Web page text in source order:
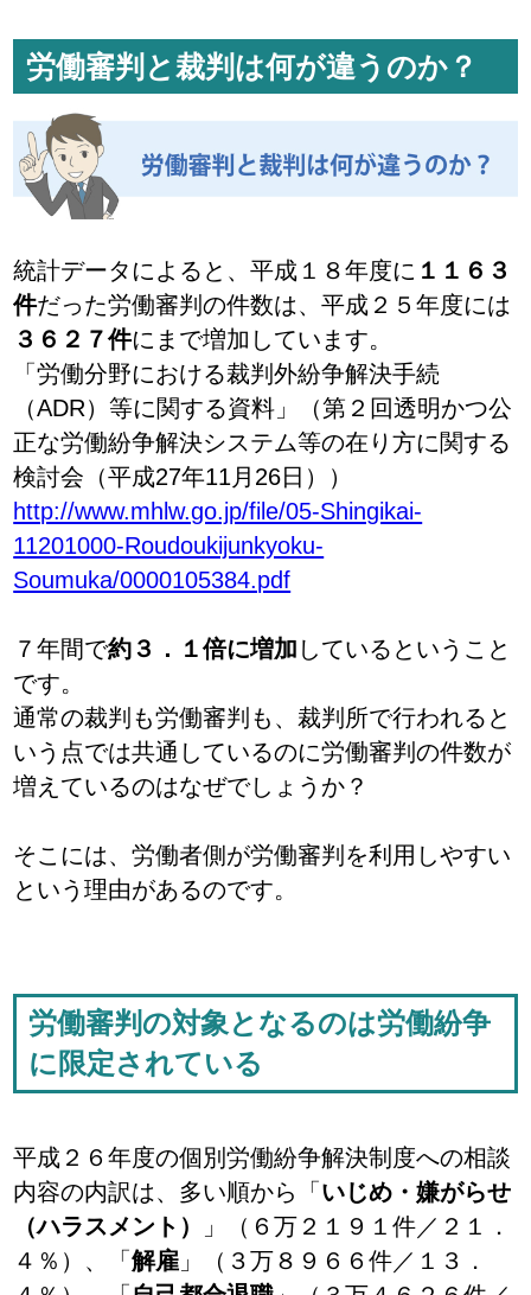
労働審判と裁判は何が違うのか？
統計データによると、平成１８年度に １１６３
件だった労働審判の件数は、平成２５年度には
３６２７件にまで増加しています。
「労働分野における裁判外紛争解決手続
（ADR）等に関する資料」（第２回透明かつ公
正な労働紛争解決システム等の在り方に関する
検討会（平成27年11月26日））
http://www.mhlw.go.jp/file/05-Shingikai-
11201000-Roudoukijunkyoku-
Soumuka/0000105384.pdf
７年間で約３．１倍に増加 しているということ
です。
通常の裁判も労働審判も、裁判所で行われると
いう点では共通しているのに労働審判の件数が
増えているのはなぜでしょうか？
そこには、労働者側が労働審判を利用しやすい
という理由があるのです。
労働審判の対象となるのは労働紛争
に限定されている
平成２６年度の個別労働紛争解決制度への相談
内容の内訳は、多い順から「 いじめ・嫌がらせ
（ハラスメント）
」（６万２１９１件／２１．
４％）、「解雇 」（３万８９６６件／１３．